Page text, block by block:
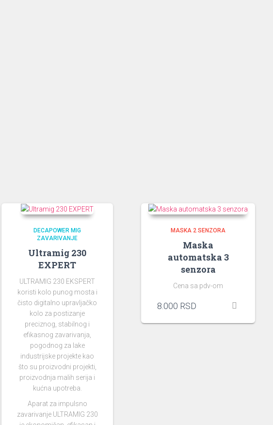
DECAPOWER MIG
ZAVARIVANJE
Ultramig 230
EXPERT
ULTRAMIG 230 EKSPERT
koristi kolo punog mosta i
čisto digitalno upravljačko
kolo za postizanje
preciznog, stabilnog i
efikasnog zavarivanja,
pogodnog za lake
industrijske projekte kao
što su proizvodni projekti,
proizvodnja malih serija i
kućna upotreba.
Aparat za impulsno
zavarivanje ULTRAMIG 230
MASKA 2 SENZORA
Maska
automatska 3
senzora
Cena sa pdv-om
8.000 RSD